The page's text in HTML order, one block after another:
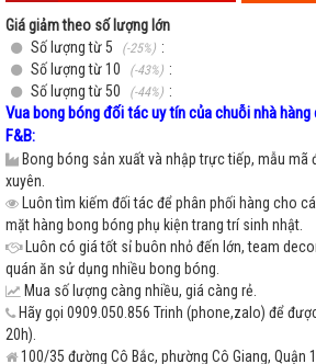
Giá giảm theo số lượng lớn
Số lượng từ 5
(-25%) :
Số lượng từ 10
(-43%) :
Số lượng từ 50
(-44%) :
Vua bong bóng đối tác uy tín của chuỗi nhà
F&B:
Bong bóng sản xuất và nhập trực tiếp, mẫu mã
xuyên.
Luôn tìm kiếm đối tác để phân phối hàng cho
mặt hàng bong bóng phụ kiện trang trí sinh nhật.
Luôn có giá tốt sỉ buôn nhỏ đến lớn, team
quán ăn sử dụng nhiều bong bóng.
Mua số lượng càng nhiều, giá càng rẻ.
Hãy gọi 0909.050.856 Trinh (phone,zalo) để
20h).
100/35 đường Cô Bắc, phường Cô Giang, Quận